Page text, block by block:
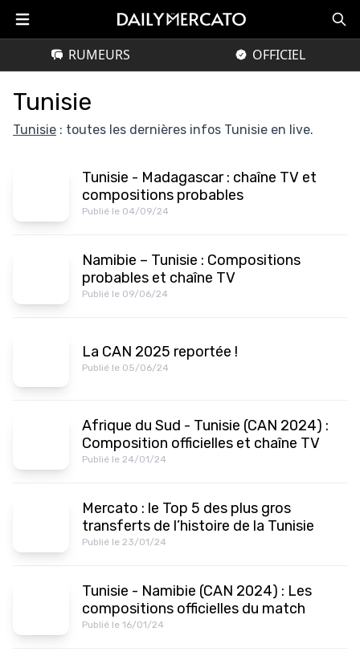
RUMEURS OFFICIEL
Tunisie
Tunisie : toutes les dernières infos Tunisie en live.
Tunisie - Madagascar : chaîne TV et
compositions probables
Publié le 04/09/24
Namibie – Tunisie : Compositions
probables et chaîne TV
Publié le 09/06/24
La CAN 2025 reportée !
Publié le 05/06/24
Afrique du Sud - Tunisie (CAN 2024) :
Composition officielles et chaîne TV
Publié le 24/01/24
Mercato : le Top 5 des plus gros
transferts de l’histoire de la Tunisie
Publié le 23/01/24
Tunisie - Namibie (CAN 2024) : Les
compositions officielles du match
Publié le 16/01/24